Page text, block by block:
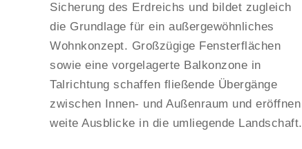
Sicherung des Erdreichs und bildet zugleich
die Grundlage für ein außergewöhnliches
Wohnkonzept. Großzügige Fensterflächen
sowie eine vorgelagerte Balkonzone in
Talrichtung schaffen fließende Übergänge
zwischen Innen- und Außenraum und eröffnen
weite Ausblicke in die umliegende Landschaft.